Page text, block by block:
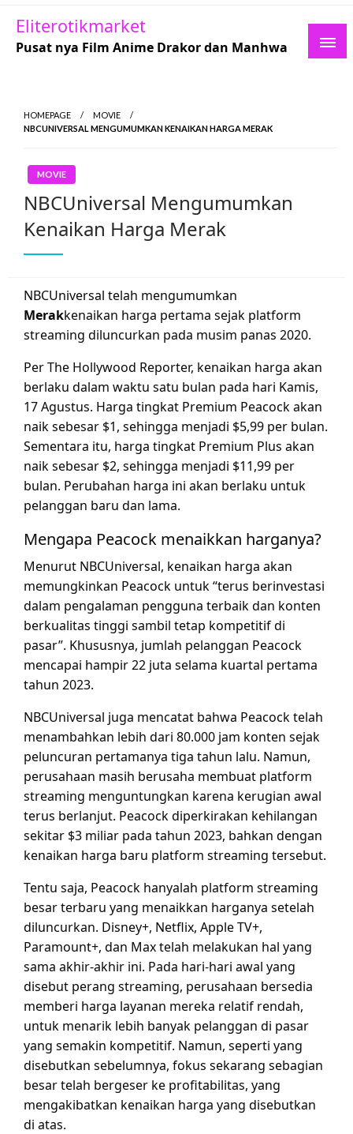
Skip
content
Eliterotikmarket
Pusat nya Film Anime Drakor dan Manhwa
HOMEPAGE
MOVIE
NBCUNIVERSAL MENGUMUMKAN KENAIKAN HARGA MERAK
MOVIE
NBCUniversal Mengumumkan
Kenaikan Harga Merak
NBCUniversal telah mengumumkan
Merakkenaikan harga pertama sejak platform
streaming diluncurkan pada musim panas 2020.
Per The Hollywood Reporter, kenaikan harga akan
berlaku dalam waktu satu bulan pada hari Kamis,
17 Agustus. Harga tingkat Premium Peacock akan
naik sebesar $1, sehingga menjadi $5,99 per bulan.
Sementara itu, harga tingkat Premium Plus akan
naik sebesar $2, sehingga menjadi $11,99 per
bulan. Perubahan harga ini akan berlaku untuk
pelanggan baru dan lama.
Mengapa Peacock menaikkan harganya?
Menurut NBCUniversal, kenaikan harga akan
memungkinkan Peacock untuk “terus berinvestasi
dalam pengalaman pengguna terbaik dan konten
berkualitas tinggi sambil tetap kompetitif di
pasar”. Khususnya, jumlah pelanggan Peacock
mencapai hampir 22 juta selama kuartal pertama
tahun 2023.
NBCUniversal juga mencatat bahwa Peacock telah
menambahkan lebih dari 80.000 jam konten sejak
peluncuran pertamanya tiga tahun lalu. Namun,
perusahaan masih berusaha membuat platform
streaming menguntungkan karena kerugian awal
terus berlanjut. Peacock diperkirakan kehilangan
sekitar $3 miliar pada tahun 2023, bahkan dengan
kenaikan harga baru platform streaming tersebut.
Tentu saja, Peacock hanyalah platform streaming
besar terbaru yang menaikkan harganya setelah
diluncurkan. Disney+, Netflix, Apple TV+,
Paramount+, dan Max telah melakukan hal yang
sama akhir-akhir ini. Pada hari-hari awal yang
disebut perang streaming, perusahaan bersedia
memberi harga layanan mereka relatif rendah,
untuk menarik lebih banyak pelanggan di pasar
yang semakin kompetitif. Namun, seperti yang
disebutkan sebelumnya, fokus sekarang sebagian
besar telah bergeser ke profitabilitas, yang
mengakibatkan kenaikan harga yang disebutkan
di atas.